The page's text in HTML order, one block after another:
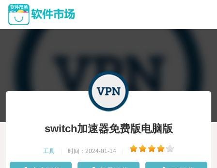
switch加速器免费版电脑版
工具 时间：2024-01-14